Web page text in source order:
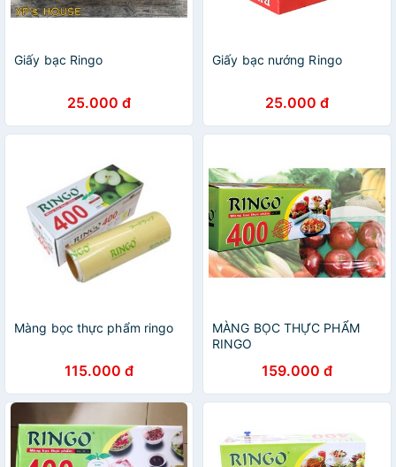
Giấy bạc Ringo
25.000 đ
Giấy bạc nướng Ringo
25.000 đ
Màng bọc thực phẩm ringo
115.000 đ
MÀNG BỌC THỰC PHẨM
RINGO
159.000 đ